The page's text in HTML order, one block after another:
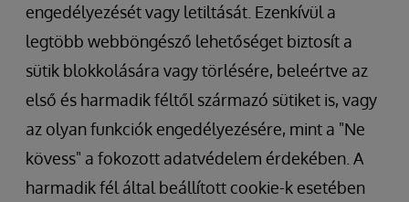
engedélyezését vagy letiltását. Ezenkívül a
legtöbb webböngésző lehetőséget biztosít a
sütik blokkolására vagy törlésére, beleértve az
első és harmadik féltől származó sütiket is, vagy
az olyan funkciók engedélyezésére, mint a "Ne
kövess" a fokozott adatvédelem érdekében. A
harmadik fél által beállított cookie-k esetében